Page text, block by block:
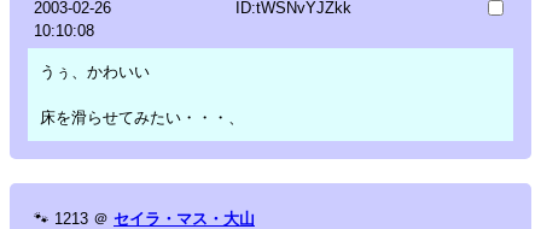
2003-02-26
10:10:08
ID:tWSNvYJZkk
うぅ、かわいい
床を滑らせてみたい・・・、
🐾 1213 ＠ セイラ・マス・大山